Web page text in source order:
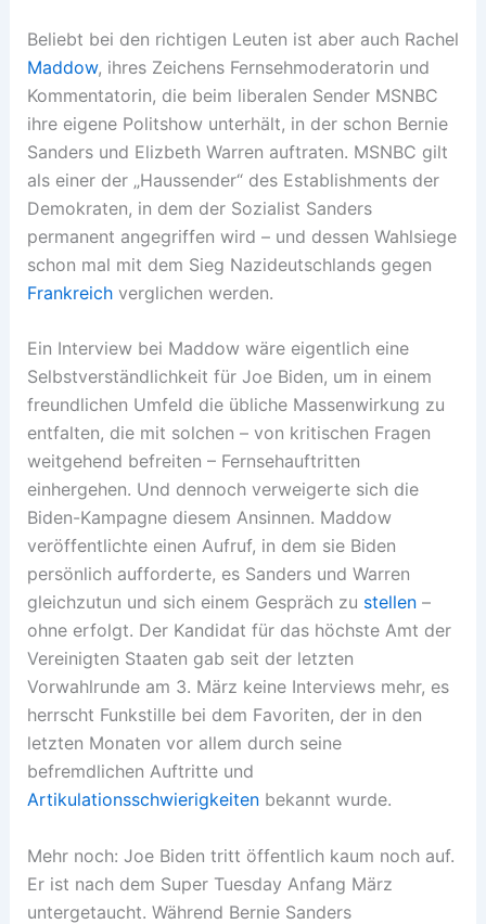
Beliebt bei den richtigen Leuten ist aber auch Rachel
Maddow, ihres Zeichens Fernsehmoderatorin und
Kommentatorin, die beim liberalen Sender MSNBC
ihre eigene Politshow unterhält, in der schon Bernie
Sanders und Elizbeth Warren auftraten. MSNBC gilt
als einer der „Haussender“ des Establishments der
Demokraten, in dem der Sozialist Sanders
permanent angegriffen wird – und dessen Wahlsiege
schon mal mit dem Sieg Nazideutschlands gegen
Frankreichverglichen werden.
Ein Interview bei Maddow wäre eigentlich eine
Selbstverständlichkeit für Joe Biden, um in einem
freundlichen Umfeld die übliche Massenwirkung zu
entfalten, die mit solchen – von kritischen Fragen
weitgehend befreiten – Fernsehauftritten
einhergehen. Und dennoch verweigerte sich die
Biden-Kampagne diesem Ansinnen. Maddow
veröffentlichte einen Aufruf, in dem sie Biden
persönlich aufforderte, es Sanders und Warren
gleichzutun und sich einem Gespräch zu stellen–
ohne erfolgt. Der Kandidat für das höchste Amt der
Vereinigten Staaten gab seit der letzten
Vorwahlrunde am 3. März keine Interviews mehr, es
herrscht Funkstille bei dem Favoriten, der in den
letzten Monaten vor allem durch seine
befremdlichen Auftritte und
Artikulationsschwierigkeitenbekannt wurde.
Mehr noch: Joe Biden tritt öffentlich kaum noch auf.
Er ist nach dem Super Tuesday Anfang März
untergetaucht. Während Bernie Sanders